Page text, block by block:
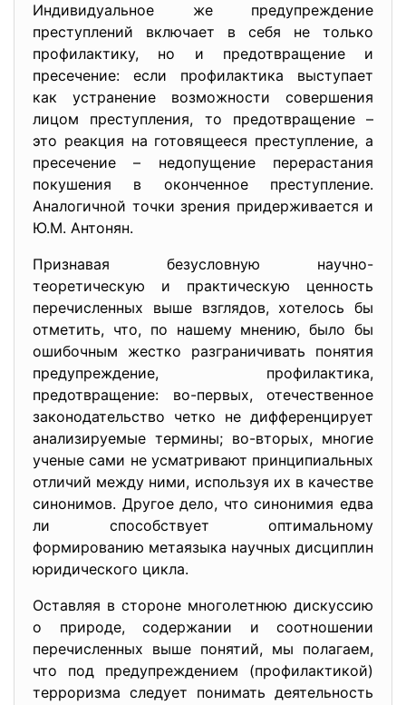
Индивидуальное же предупреждение
преступлений включает в себя не только
профилактику, но и предотвращение и
пресечение: если профилактика выступает
как устранение возможности совершения
лицом преступления, то предотвращение –
это реакция на готовящееся преступление, а
пресечение – недопущение перерастания
покушения в оконченное преступление.
Аналогичной точки зрения придерживается и
Ю.М. Антонян.
Признавая безусловную научно-
теоретическую и практическую ценность
перечисленных выше взглядов, хотелось бы
отметить, что, по нашему мнению, было бы
ошибочным жестко разграничивать понятия
предупреждение, профилактика,
предотвращение: во-первых, отечественное
законодательство четко не дифференцирует
анализируемые термины; во-вторых, многие
ученые сами не усматривают принципиальных
отличий между ними, используя их в качестве
синонимов. Другое дело, что синонимия едва
ли способствует оптимальному
формированию метаязыка научных дисциплин
юридического цикла.
Оставляя в стороне многолетнюю дискуссию
о природе, содержании и соотношении
перечисленных выше понятий, мы полагаем,
что под предупреждением (профилактикой)
терроризма следует понимать деятельность